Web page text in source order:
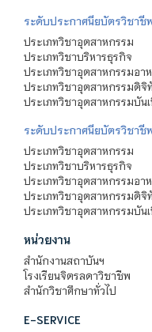
ระดับประกาศนียบัตรวิชาชี
ประเภทวิชาอุตสาหกรรม
ประเภทวิชาบริหารธุรกิจ
ประเภทวิชาอุตสาหกรรมอา
ประเภทวิชาอุตสาหกรรมดิจิ
ประเภทวิชาอุตสาหกรรมบันเ
ระดับประกาศนียบัตรวิชาชี
ประเภทวิชาอุตสาหกรรม
ประเภทวิชาบริหารธุรกิจ
ประเภทวิชาอุตสาหกรรมอา
ประเภทวิชาอุตสาหกรรมดิจิ
ประเภทวิชาอุตสาหกรรมบันเ
หน่วยงาน
สำนักงานสถาบันฯ
โรงเรียนจิตรลดาวิชาชีพ
สำนักวิชาศึกษาทั่วไป
E-SERVICE